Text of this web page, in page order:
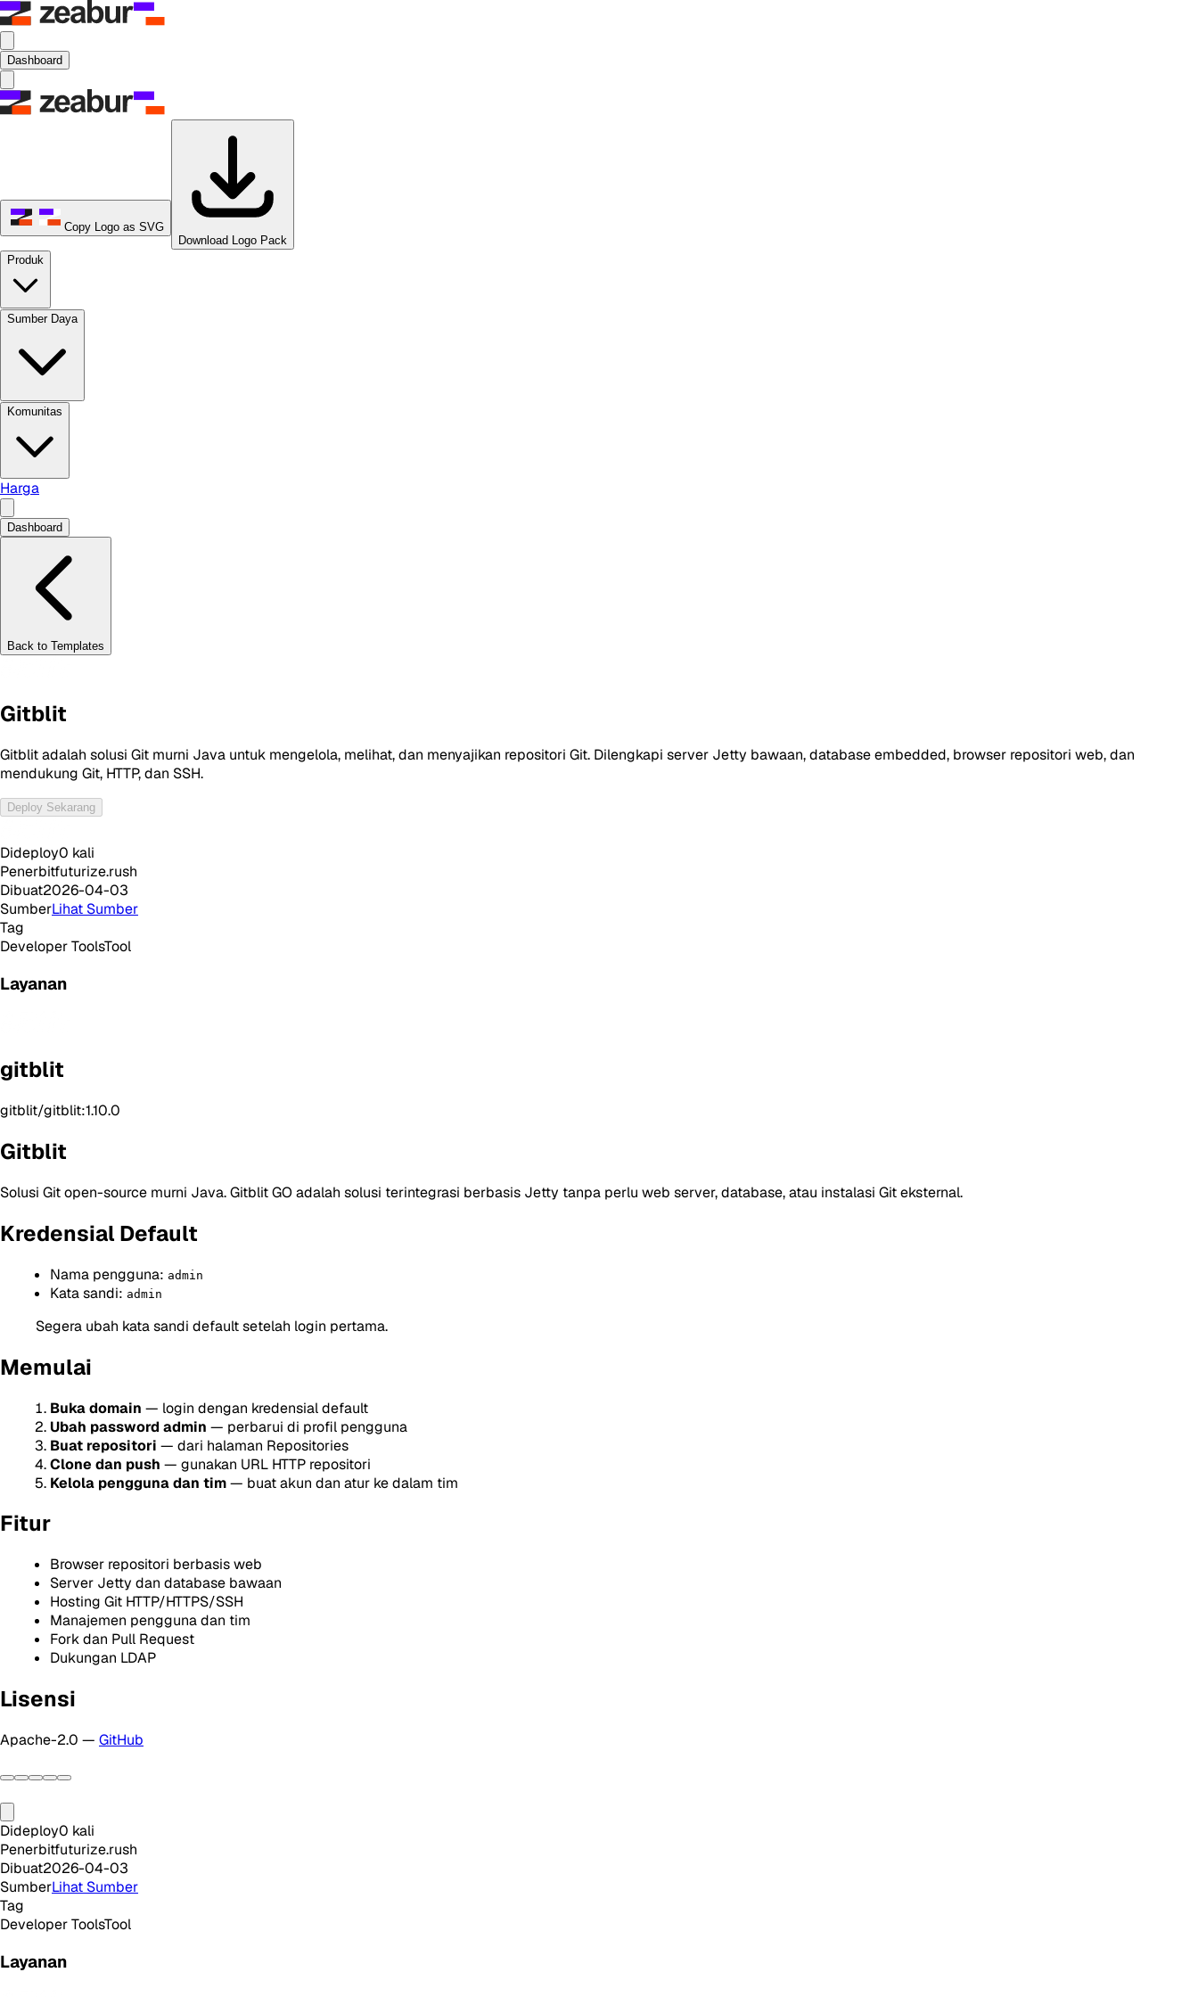
Dashboard
Copy Logo as SVG
Download Logo Pack
Produk
Sumber Daya
Komunitas
Harga
Dashboard
Back to Templates
Gitblit
Gitblit adalah solusi Git murni Java untuk mengelola, melihat, dan menyajikan repositori Git. Dilengkapi server Jetty bawaan, database embedded, browser repositori web, dan
mendukung Git, HTTP, dan SSH.
Deploy Sekarang
Dideploy0 kali
Penerbitfuturize.rush
Dibuat2026-04-03
SumberLihat Sumber
Tag
Developer ToolsTool
Layanan
gitblit
gitblit/gitblit:1.10.0
Gitblit
Solusi Git open-source murni Java. Gitblit GO adalah solusi terintegrasi berbasis Jetty tanpa perlu web server, database, atau instalasi Git eksternal.
Kredensial Default
Nama pengguna: admin
Kata sandi: admin
Segera ubah kata sandi default setelah login pertama.
Memulai
Buka domain — login dengan kredensial default
Ubah password admin — perbarui di profil pengguna
Buat repositori — dari halaman Repositories
Clone dan push — gunakan URL HTTP repositori
Kelola pengguna dan tim— buat akun dan atur ke dalam tim
Fitur
Browser repositori berbasis web
Server Jetty dan database bawaan
Hosting Git HTTP/HTTPS/SSH
Manajemen pengguna dan tim
Fork dan Pull Request
Dukungan LDAP
Lisensi
Apache-2.0 — GitHub
Dideploy0 kali
Penerbitfuturize.rush
Dibuat2026-04-03
SumberLihat Sumber
Tag
Developer ToolsTool
Layanan